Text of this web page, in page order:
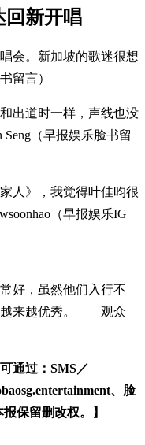
回新开唱
会。新加坡的歌迷很想
留言）
出道时一样，声线也没
（早报娱乐脸书留
人》，我觉得叶佳昀很
（早报娱乐IG
好，虽然他们入行不
越来越优秀。——观众
通过：SMS／
、脸
保留删改权。】